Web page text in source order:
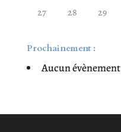
27 28 29
Prochainement :
Aucun évènement